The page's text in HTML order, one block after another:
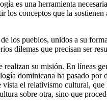
es una herramienta
conceptos que la sostienen
los pueblos, unidos a su
dilemas que precisan ser
su misión. En líneas
dominicana ha pasado por
el relativismo cultural,
sobre otra, sino que